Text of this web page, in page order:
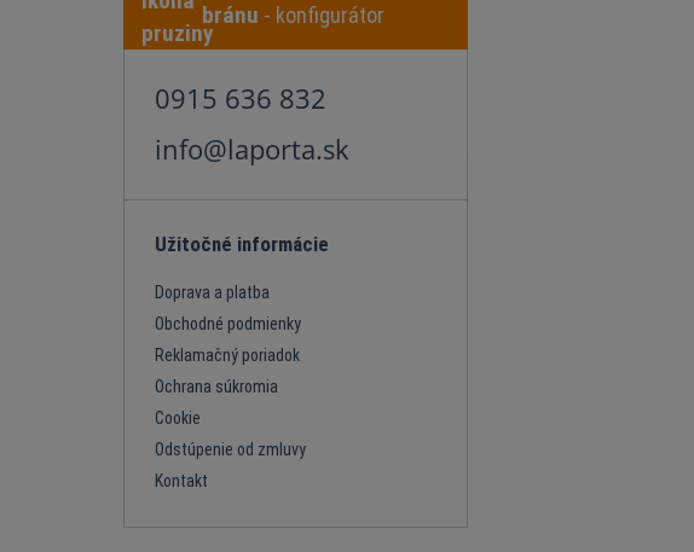
bránu - konfigurátor
0915 636 832
info@laporta.sk
Užitočné informácie
Doprava a platba
Obchodné podmienky
Reklamačný poriadok
Ochrana súkromia
Cookie
Odstúpenie od zmluvy
Kontakt